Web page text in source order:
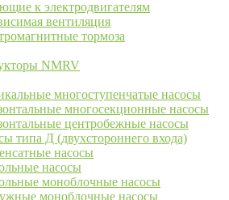
к электродвигателям
вентиляция
тормоза
NMRV
многоступенчатые насосы
многосекционные насосы
центробежные насосы
типа Д (двухстороннего входа)
насосы
насосы
моноблочные насосы
моноблочные насосы